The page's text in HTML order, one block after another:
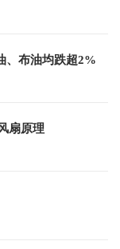
、布油均跌超2%
扇原理